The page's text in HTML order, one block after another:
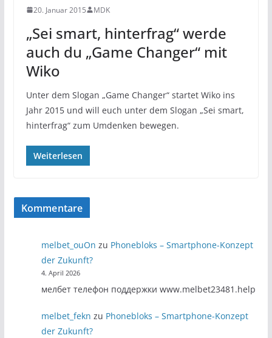
20. Januar 2015 MDK
„Sei smart, hinterfrag“ werde
auch du „Game Changer“ mit
Wiko
Unter dem Slogan „Game Changer“ startet Wiko ins
Jahr 2015 und will euch unter dem Slogan „Sei smart,
hinterfrag“ zum Umdenken bewegen.
Weiterlesen
Kommentare
melbet_ouOn zu Phonebloks – Smartphone-Konzept
der Zukunft?
4. April 2026
мелбет телефон поддержки www.melbet23481.help
melbet_fekn zu Phonebloks – Smartphone-Konzept
der Zukunft?